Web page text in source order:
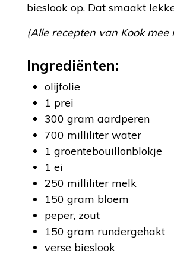
bieslook op. Dat smaakt
(Alle recepten van Kook
Ingrediënten:
olijfolie
1 prei
300 gram aardperen
700 milliliter water
1 groentebouillonblokje
1 ei
250 milliliter melk
150 gram bloem
peper, zout
150 gram rundergehakt
verse bieslook